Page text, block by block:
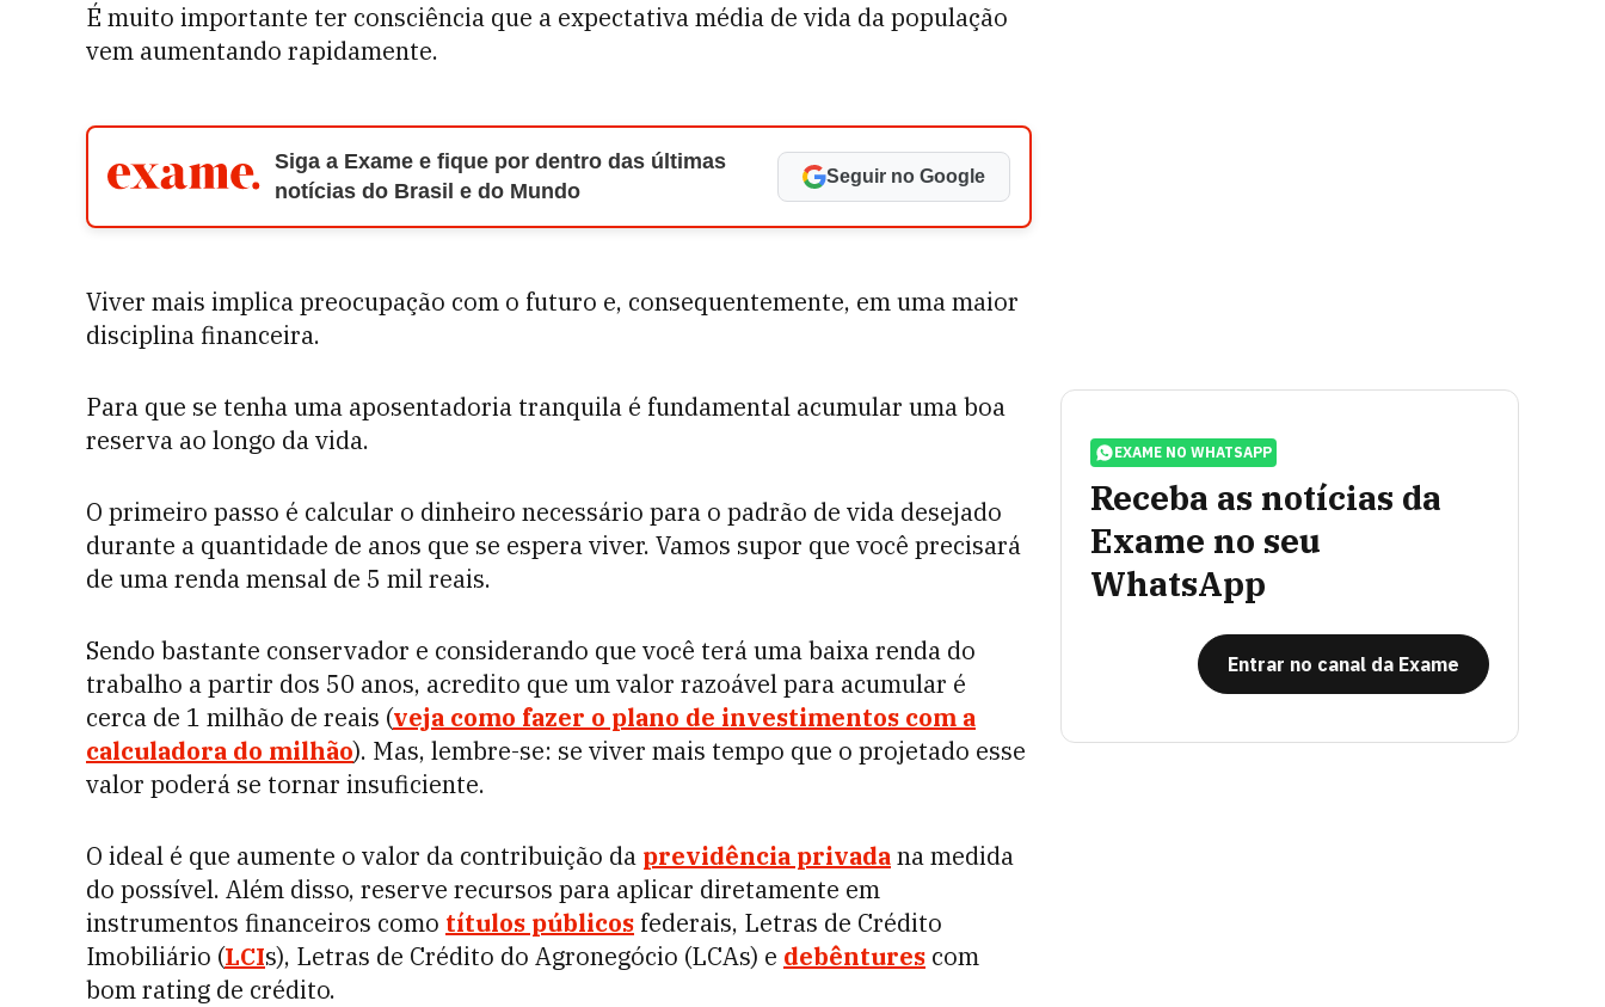
É muito importante ter consciência que a expectativa média de vida da população
vem aumentando rapidamente.
Siga a Exame e fique por dentro das últimas
notícias do Brasil e do Mundo
Seguir no Google
Viver mais implica preocupação com o futuro e, consequentemente, em uma maior
disciplina financeira.
Para que se tenha uma aposentadoria tranquila é fundamental acumular uma boa
reserva ao longo da vida.
O primeiro passo é calcular o dinheiro necessário para o padrão de vida desejado
durante a quantidade de anos que se espera viver. Vamos supor que você precisará
de uma renda mensal de 5 mil reais.
Sendo bastante conservador e considerando que você terá uma baixa renda do
trabalho a partir dos 50 anos, acredito que um valor razoável para acumular é
cerca de 1 milhão de reais (veja como fazer o plano de investimentos com a
calculadora do milhão). Mas, lembre-se: se viver mais tempo que o projetado esse
valor poderá se tornar insuficiente.
O ideal é que aumente o valor da contribuição da previdência privadana medida
do possível. Além disso, reserve recursos para aplicar diretamente em
instrumentos financeiros como títulos públicos federais, Letras de Crédito
Imobiliário (LCIs), Letras de Crédito do Agronegócio (LCAs) e debêntures com
bom rating de crédito.
EXAME NO WHATSAPP
Receba as notícias da
Exame no seu
WhatsApp
Entrar no canal da Exame